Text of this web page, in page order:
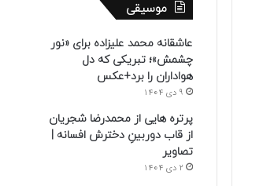
موسیقی
عاشقانه محمد علیزاده برای «نور
چشمش»؛ تبریکی که دل
هواداران را برد+عکس
9 دی 1404
پرتره هایی از محمدرضا شجریان
از قاب دوربینِ دخترش افسانه |
تصاویر
2 دی 1404